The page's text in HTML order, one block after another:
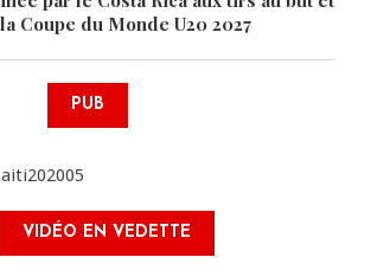
Coupe du Monde U20 2027
PUB
VIDÉO EN VEDETTE